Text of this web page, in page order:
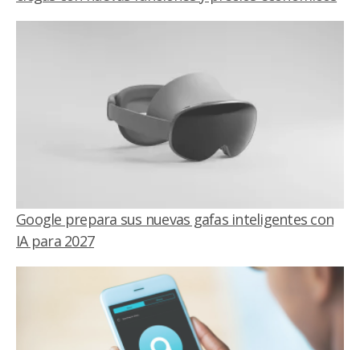
Google prepara sus nuevas gafas inteligentes con
IA para 2027